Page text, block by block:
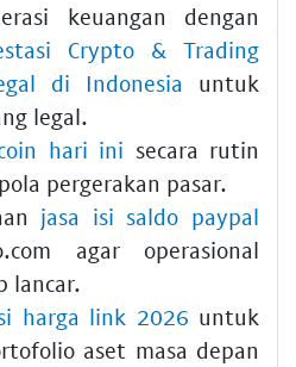
keuangan dengan
Crypto & Trading
di Indonesia untuk
legal.
hari ini secara rutin
pergerakan pasar.
jasa isi saldo paypal
agar operasional
lancar.
harga link 2026 untuk
aset masa depan